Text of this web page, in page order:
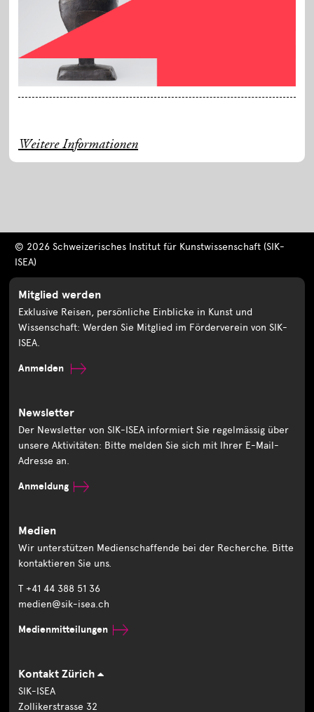
Weitere Informationen
© 2026 Schweizerisches Institut für Kunstwissenschaft (SIK-
ISEA)
Mitglied werden
Exklusive Reisen, persönliche Einblicke in Kunst und
Wissenschaft: Werden Sie Mitglied im Förderverein von SIK-
ISEA.
Anmelden
Newsletter
Der Newsletter von SIK-ISEA informiert Sie regelmässig über
unsere Aktivitäten: Bitte melden Sie sich mit Ihrer E-Mail-
Adresse an.
Anmeldung
Medien
Wir unterstützen Medienschaffende bei der Recherche. Bitte
kontaktieren Sie uns.
T +41 44 388 51 36
medien@sik-isea.ch
Medienmitteilungen
Kontakt Zürich
SIK-ISEA
Zollikerstrasse 32